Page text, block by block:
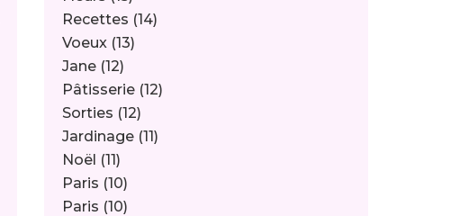
Recettes (14)
Voeux (13)
Jane (12)
Pâtisserie (12)
Sorties (12)
Jardinage (11)
Noël (11)
Paris (10)
Paris (10)